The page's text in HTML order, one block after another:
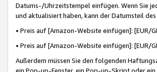
Datums-/Uhrzeitstempel einfügen. Wenn Sie
und aktualisiert haben, kann der Datumsteil
• Preis auf [Amazon-Website einfügen]:
• Preis auf [Amazon-Website einfügen]:
Außerdem müssen Sie den folgenden
ein Pop-up-Fenster, ein Pop-up-Skript oder